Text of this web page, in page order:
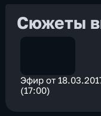
Сюжеты
Эфир от
(17:00)